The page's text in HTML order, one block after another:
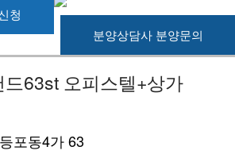
청
분양상담사 분양문의
63st 오피스텔+상가
포동4가 63